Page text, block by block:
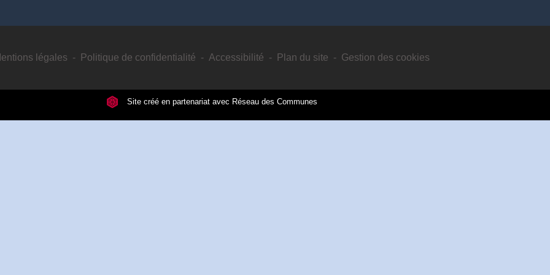
légales - Politique de confidentialité - Accessibilité - Plan du site - Gestion des cookies
Site créé en partenariat avec Réseau des Communes